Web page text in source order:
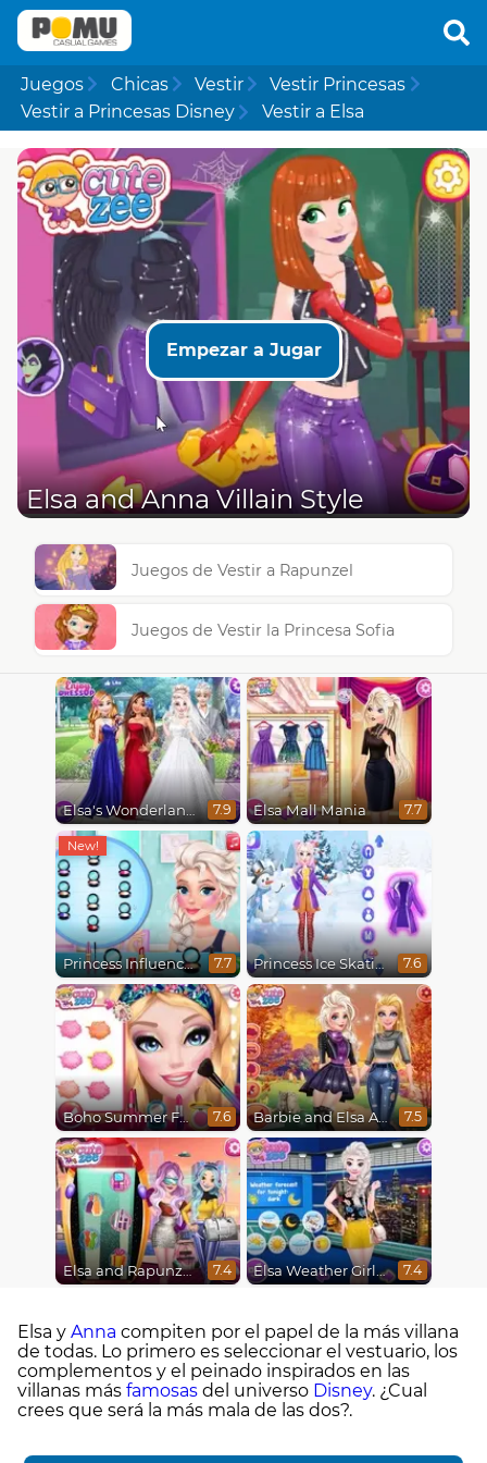
Juegos Chicas Vestir
Vestir Princesas
Vestir a Princesas Disney
Vestir a Elsa
Empezar a Jugar
Elsa and Anna Villain Style
Juegos de Vestir a Rapunzel
Juegos de Vestir la Princesa Sofia
Elsa's Wonderland Wedding 7.9 Elsa Mall Mania 7.7
Princess Influencer Winter Wonderland 7.7 Princess Ice Skating Adventure 7.6
Boho Summer Festival Besties 7.6 Barbie and Elsa Autumn Patterns 7.5
Elsa and Rapunzel Future Fashion 7.4 Elsa Weather Girl Fashion 7.4
Elsa y Anna compiten por el papel de la más villana
de todas. Lo primero es seleccionar el vestuario, los
complementos y el peinado inspirados en las
villanas más famosas del universo Disney. ¿Cual
crees que será la más mala de las dos?.